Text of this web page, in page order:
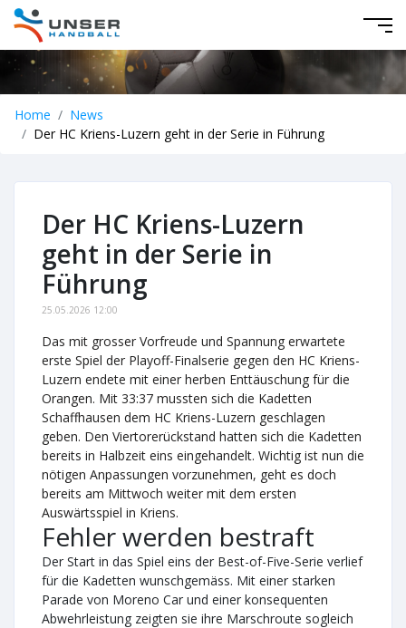
Home
News
Der HC Kriens-Luzern geht in der Serie in Führung
Der HC Kriens-Luzern
geht in der Serie in
Führung
25.05.2026 12:00
Das mit grosser Vorfreude und Spannung erwartete
erste Spiel der Playoff-Finalserie gegen den HC Kriens-
Luzern endete mit einer herben Enttäuschung für die
Orangen. Mit 33:37 mussten sich die Kadetten
Schaffhausen dem HC Kriens-Luzern geschlagen
geben. Den Viertorerückstand hatten sich die Kadetten
bereits in Halbzeit eins eingehandelt. Wichtig ist nun die
nötigen Anpassungen vorzunehmen, geht es doch
bereits am Mittwoch weiter mit dem ersten
Auswärtsspiel in Kriens.
Fehler werden bestraft
Der Start in das Spiel eins der Best-of-Five-Serie verlief
für die Kadetten wunschgemäss. Mit einer starken
Parade von Moreno Car und einer konsequenten
Abwehrleistung zeigten sie ihre Marschroute sogleich